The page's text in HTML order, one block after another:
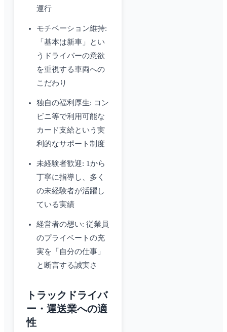
運行
モチベーション維持:
「基本は新車」とい
うドライバーの意欲
を重視する車両への
こだわり
独自の福利厚生: コン
ビニ等で利用可能な
カード支給という実
利的なサポート制度
未経験者歓迎: 1から
丁寧に指導し、多く
の未経験者が活躍し
ている実績
経営者の想い: 従業員
のプライベートの充
実を「自分の仕事」
と断言する誠実さ
トラックドライバ
ー・運送業への適
性